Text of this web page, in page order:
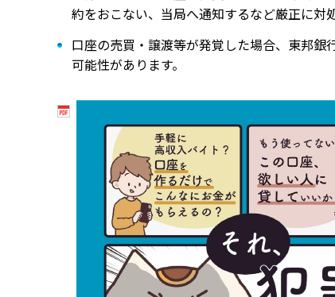
約をおこない、当局へ通知するなど厳正に対
口座の売買・譲渡等が発覚した場合、東邦銀
可能性があります。